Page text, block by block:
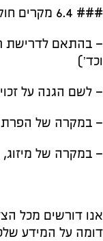
### 6.4 מקרים חוקיים וביטחוניים:
– בהתאם לדרישת
וכד’)
– לשם הגנה על
– במקרה של הפרת
– במקרה של
אנו דורשים מכל
דומה על המידע